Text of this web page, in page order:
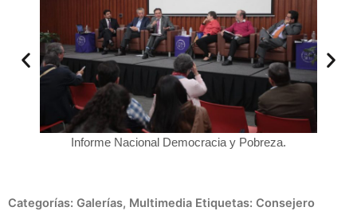
Informe Nacional Democracia y Pobreza.
Categorías: Galerías, Multimedia Etiquetas: Consejero